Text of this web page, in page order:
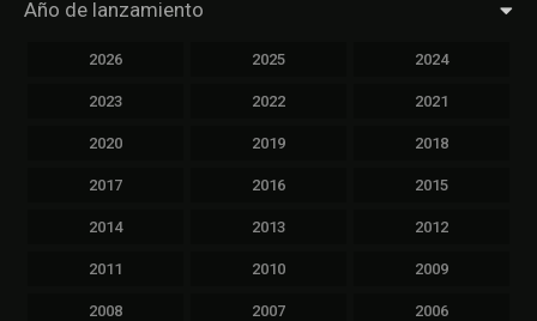
Año de lanzamiento
2026 2025 2024
2023 2022 2021
2020 2019 2018
2017 2016 2015
2014 2013 2012
2011 2010 2009
2008 2007 2006